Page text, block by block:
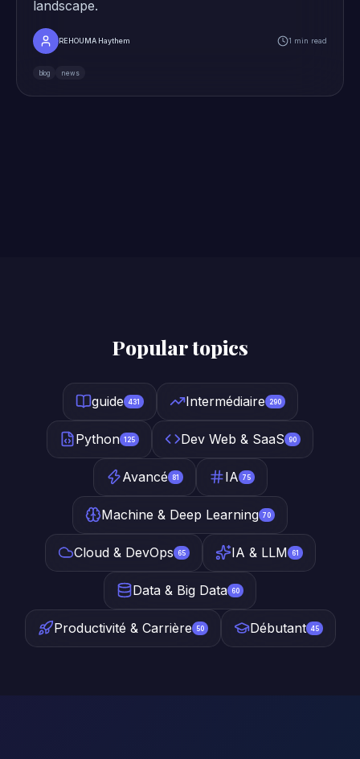
landscape.
REHOUMA Haythem 1 min read
blog news
Popular topics
guide 431 Intermédiaire 290
Python 125 Dev Web & SaaS 90
Avancé 81 IA 75
Machine & Deep Learning 70
Cloud & DevOps 65 IA & LLM 61
Data & Big Data 60
Productivité & Carrière 50 Débutant 45